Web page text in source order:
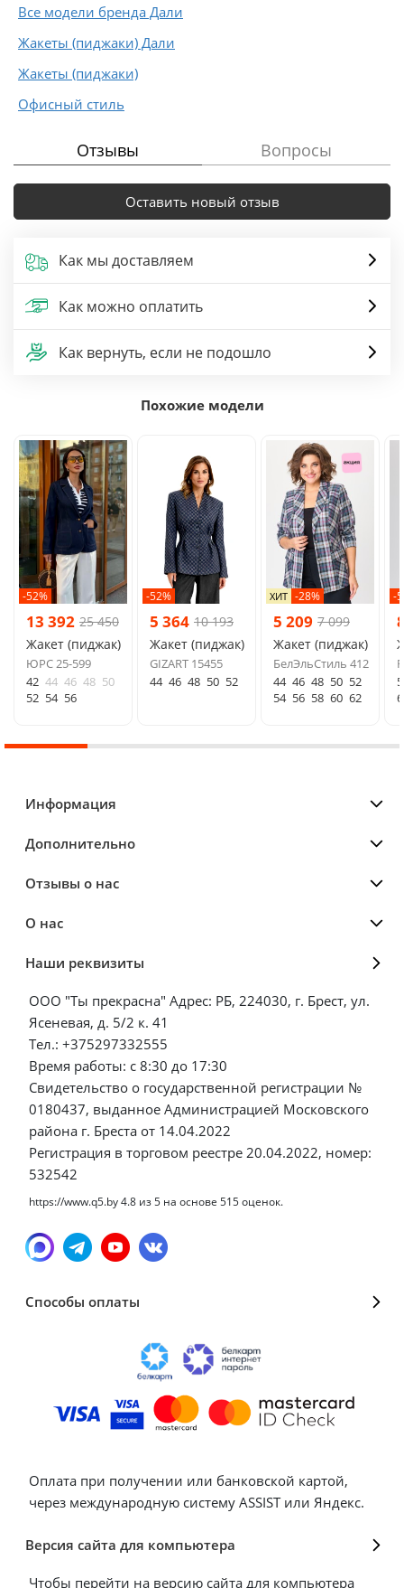
Все модели бренда Дали
Жакеты (пиджаки) Дали
Жакеты (пиджаки)
Офисный стиль
Отзывы Вопросы
Оставить новый отзыв
Как мы доставляем
Как можно оплатить
Как вернуть, если не подошло
Похожие модели
-52%
13 392 25 450
Жакет (пиджак)
ЮРС 25-599
42 44 46 48 50
52 54 56
-52%
5 364 10 193
Жакет (пиджак)
GIZART 15455
44 46 48 50 52
ХИТ -28%
5 209 7 099
Жакет (пиджак)
БелЭльСтиль 412
44 46 48 50 52
54 56 58 60 62
-
Информация
Дополнительно
Отзывы о нас
О нас
Наши реквизиты
ООО "Ты прекрасна" Адрес: РБ, 224030, г. Брест, ул.
Ясеневая, д. 5/2 к. 41
Тел.: +375297332555
Время работы: с 8:30 до 17:30
Свидетельство о государственной регистрации №
0180437, выданное Администрацией Московского
района г. Бреста от 14.04.2022
Регистрация в торговом реестре 20.04.2022, номер:
532542
https://www.q5.by4.8 из5 на основе 515оценок.
Способы оплаты
Оплата при получении или банковской картой,
через международную систему ASSIST или Яндекс.
Версия сайта для компьютера
Чтобы перейти на версию сайта для компьютера